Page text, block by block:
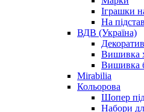
Іграшки
На
ВДВ (Україна)
Вишивка
Вишивка
Mirabilia
Кольорова
Шопер
Набори